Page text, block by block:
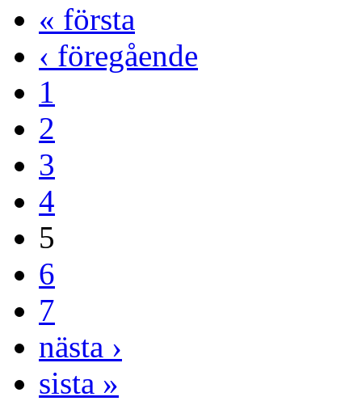
« första
‹ föregående
1
2
3
4
5
6
7
nästa ›
sista »